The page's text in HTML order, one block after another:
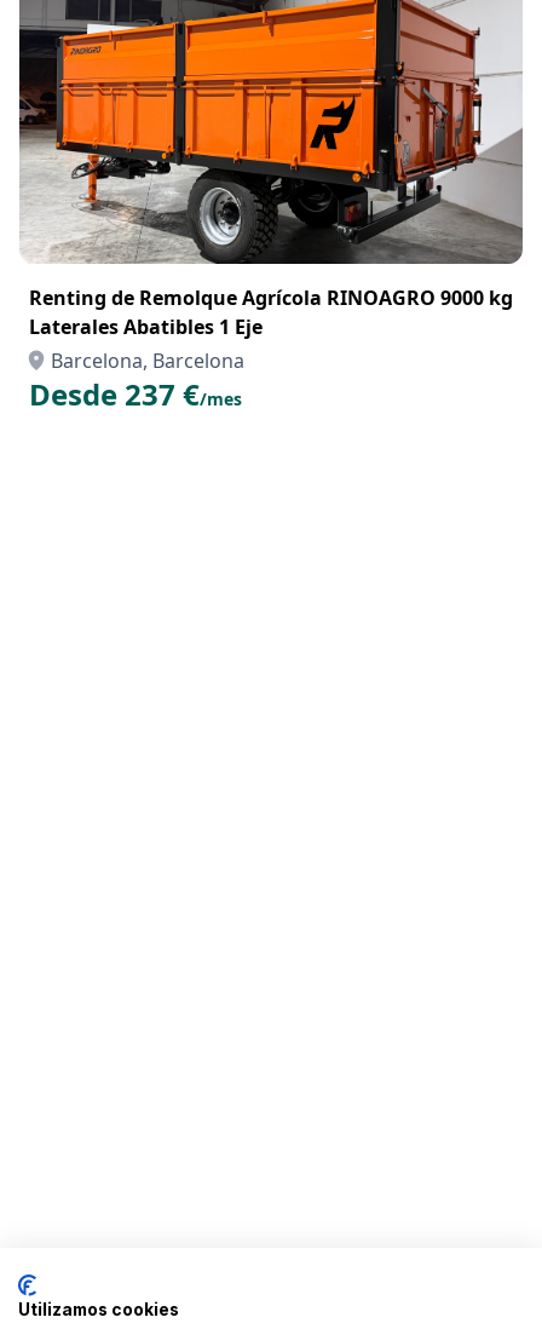
Renting de Remolque Agrícola RINOAGRO 9000 kg
Laterales Abatibles 1 Eje
Barcelona, Barcelona
Desde 237 €/mes
Utilizamos cookies